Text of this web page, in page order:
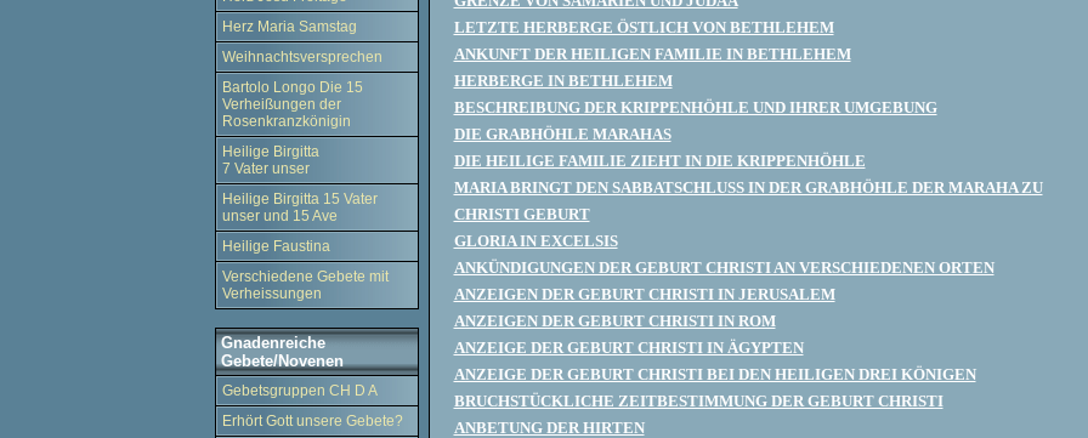
Herz Maria Samstag
Weihnachtsversprechen
Bartolo Longo Die 15
Verheißungen der
Rosenkranzkönigin
Heilige Birgitta
7 Vater unser
Heilige Birgitta 15 Vater
unser und 15 Ave
Heilige Faustina
Verschiedene Gebete mit
Verheissungen
Gnadenreiche
Gebete/Novenen
Gebetsgruppen CH D A
Erhört Gott unsere Gebete?
LETZTE HERBERGE ÖSTLICH VON BETHLEHEM
ANKUNFT DER HEILIGEN FAMILIE IN BETHLEHEM
HERBERGE IN BETHLEHEM
BESCHREIBUNG DER KRIPPENHÖHLE UND IHRER UMGEBUNG
DIE GRABHÖHLE MARAHAS
DIE HEILIGE FAMILIE ZIEHT IN DIE KRIPPENHÖHLE
MARIA BRINGT DEN SABBATSCHLUSS IN DER GRABHÖHLE DER MARAHA ZU
CHRISTI GEBURT
GLORIA IN EXCELSIS
ANKÜNDIGUNGEN DER GEBURT CHRISTI AN VERSCHIEDENEN ORTEN
ANZEIGEN DER GEBURT CHRISTI IN JERUSALEM
ANZEIGEN DER GEBURT CHRISTI IN ROM
ANZEIGE DER GEBURT CHRISTI IN ÄGYPTEN
ANZEIGE DER GEBURT CHRISTI BEI DEN HEILIGEN DREI KÖNIGEN
BRUCHSTÜCKLICHE ZEITBESTIMMUNG DER GEBURT CHRISTI
ANBETUNG DER HIRTEN